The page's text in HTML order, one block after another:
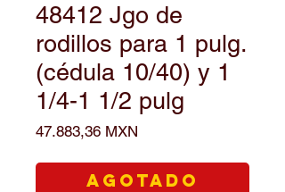
48412 Jgo de
rodillos para 1 pulg.
(cédula 10/40) y 1
1/4-1 1/2 pulg
47.883,36 MXN
Agotado